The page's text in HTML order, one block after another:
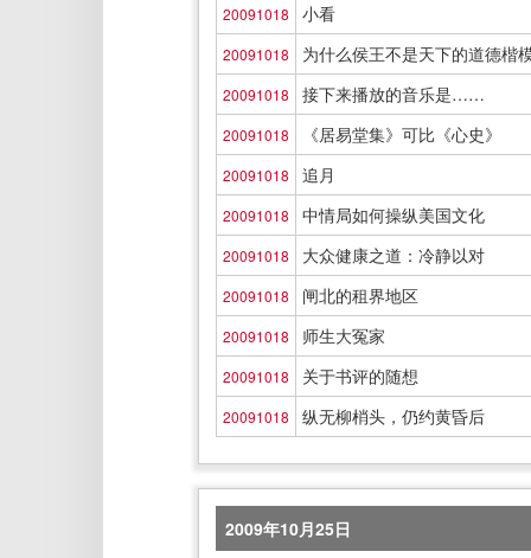
20091018 小看
20091018 为什么侯王不是天下的道德楷
20091018 接下来播放的音乐是……
20091018 《居易堂集》可比《心史》
20091018 追月
20091018 中情局如何操纵美国文化
20091018 大众健康之道：冷静以对
20091018 闸北的租界地区
20091018 师生大冤家
20091018 关于书评的随想
20091018 纵无柳梢头，仍约黄昏后
2009年10月25日